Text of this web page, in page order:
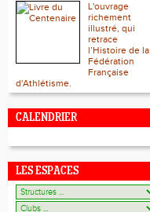
L'ouvrage
richement
illustré, qui
retrace
l’Histoire de la
Fédération
Française
d'Athlétisme.
CALENDRIER
LES ESPACES